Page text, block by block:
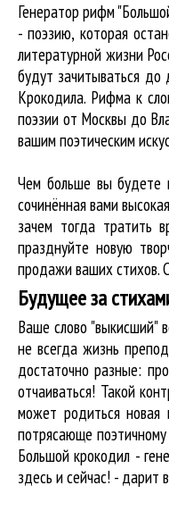
Генератор рифм
- поэзию, которая
литературной жизни
будут зачитываться до
Крокодила. Рифма к
поэзии от Москвы до
вашим поэтическим
Чем больше вы будете
сочинённая вами
зачем тогда тратить
празднуйте новую
продажи ваших стихов.
Будущее за
Ваше слово "выкисший"
не всегда жизнь
достаточно разные:
отчаиваться! Такой
может родиться новая
потрясающе
Большой крокодил -
здесь и сейчас! - дарит